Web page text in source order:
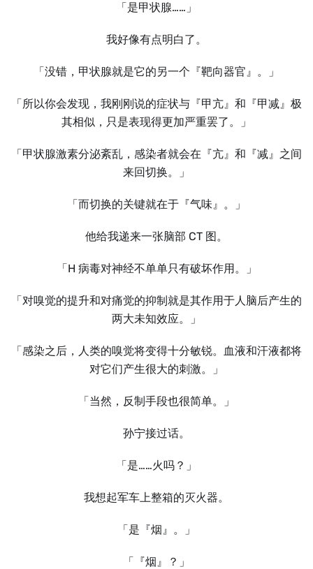
「是甲状腺……」
我好像有点明白了。
「没错，甲状腺就是它的另一个『靶向器官』。」
「所以你会发现，我刚刚说的症状与『甲亢』和『甲减』极
其相似，只是表现得更加严重罢了。」
「甲状腺激素分泌紊乱，感染者就会在『亢』和『减』之间
来回切换。」
「而切换的关键就在于『气味』。」
他给我递来一张脑部 CT 图。
「H 病毒对神经不单单只有破坏作用。」
「对嗅觉的提升和对痛觉的抑制就是其作用于人脑后产生的
两大未知效应。」
「感染之后，人类的嗅觉将变得十分敏锐。血液和汗液都将
对它们产生很大的刺激。」
「当然，反制手段也很简单。」
孙宁接过话。
「是……火吗？」
我想起军车上整箱的灭火器。
「是『烟』。」
「『烟』？」